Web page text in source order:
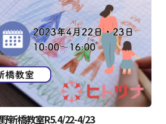
新橋教室R5.4/22-4/23